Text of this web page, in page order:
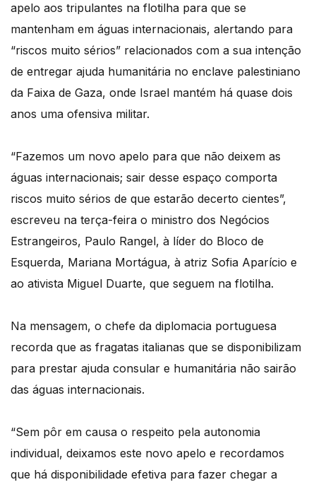
apelo aos tripulantes na flotilha para que se
mantenham em águas internacionais, alertando para
“riscos muito sérios” relacionados com a sua intenção
de entregar ajuda humanitária no enclave palestiniano
da Faixa de Gaza, onde Israel mantém há quase dois
anos uma ofensiva militar.
“Fazemos um novo apelo para que não deixem as
águas internacionais; sair desse espaço comporta
riscos muito sérios de que estarão decerto cientes”,
escreveu na terça-feira o ministro dos Negócios
Estrangeiros, Paulo Rangel, à líder do Bloco de
Esquerda, Mariana Mortágua, à atriz Sofia Aparício e
ao ativista Miguel Duarte, que seguem na flotilha.
Na mensagem, o chefe da diplomacia portuguesa
recorda que as fragatas italianas que se disponibilizam
para prestar ajuda consular e humanitária não sairão
das águas internacionais.
“Sem pôr em causa o respeito pela autonomia
individual, deixamos este novo apelo e recordamos
que há disponibilidade efetiva para fazer chegar a